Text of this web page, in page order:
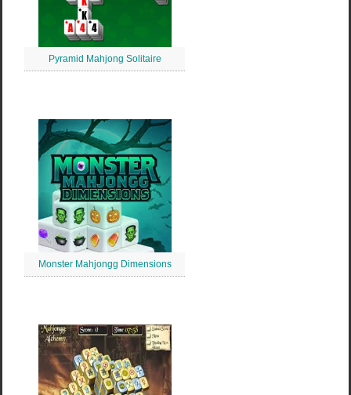
Pyramid Mahjong Solitaire
Monster Mahjongg Dimensions